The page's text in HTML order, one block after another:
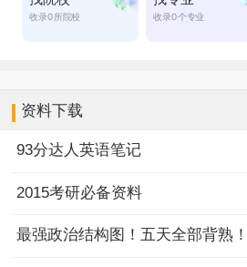
资料下载
93分达人英语笔记
2015考研必备资料